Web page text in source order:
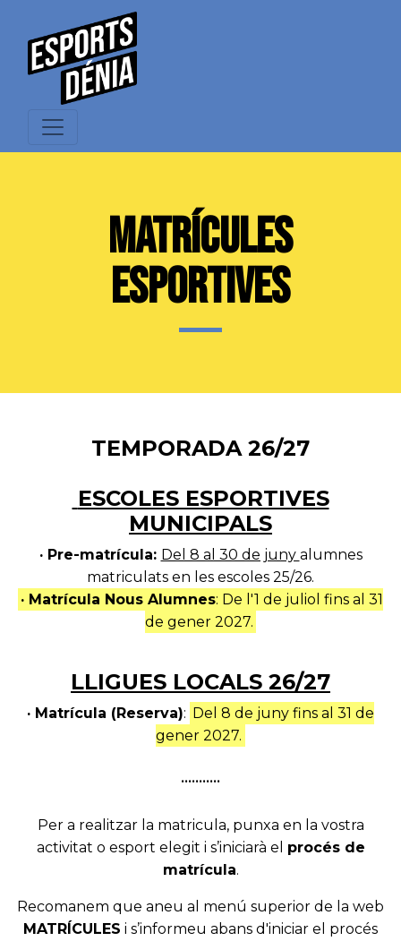
MATRÍCULES
ESPORTIVES
TEMPORADA 26/27
ESCOLES ESPORTIVES
MUNICIPALS
· Pre-matrícula: Del 8 al 30 de juny alumnes
matriculats en les escoles 25/26.
· Matrícula Nous Alumnes: De l'1 de juliol fins al 31
de gener 2027.
LLIGUES LOCALS 26/27
· Matrícula (Reserva): Del 8 de juny fins al 31 de
gener 2027.
•••••••••••
Per a realitzar la matricula, punxa en la vostra
activitat o esport elegit i s’iniciarà el procés de
matrícula.
Recomanem que aneu al menú superior de la web
MATRÍCULES i s’informeu abans d'iniciar el procés